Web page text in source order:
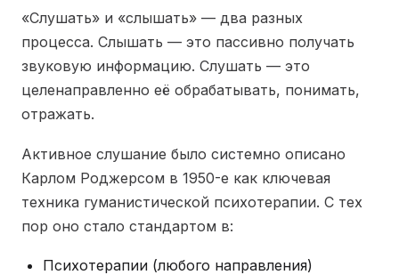
«Слушать» и «слышать» — два разных
процесса. Слышать — это пассивно получать
звуковую информацию. Слушать — это
целенаправленно её обрабатывать, понимать,
отражать.
Активное слушание было системно описано
Карлом Роджерсом в 1950-е как ключевая
техника гуманистической психотерапии. С тех
пор оно стало стандартом в:
Психотерапии (любого направления)